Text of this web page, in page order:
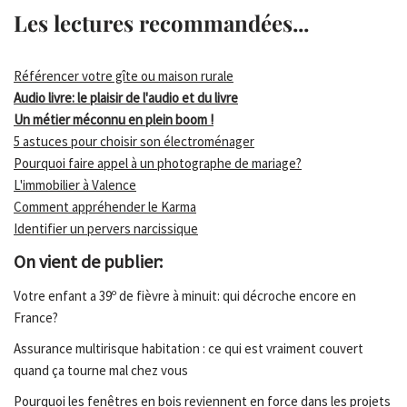
Les lectures recommandées...
Référencer votre gîte ou maison rurale
Audio livre: le plaisir de l'audio et du livre
Un métier méconnu en plein boom !
5 astuces pour choisir son électroménager
Pourquoi faire appel à un photographe de mariage?
L'immobilier à Valence
Comment appréhender le Karma
Identifier un pervers narcissique
On vient de publier:
Votre enfant a 39º de fièvre à minuit: qui décroche encore en
France?
Assurance multirisque habitation : ce qui est vraiment couvert
quand ça tourne mal chez vous
Pourquoi les fenêtres en bois reviennent en force dans les projets